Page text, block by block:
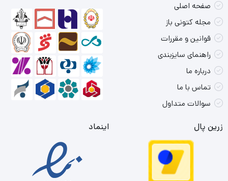
صفحه اصلی
مجله کتونی باز
قوانین و مقررات
راهنمای سایزبندی
درباره ما
تماس با ما
سوالات متداول
زرین پال اینماد